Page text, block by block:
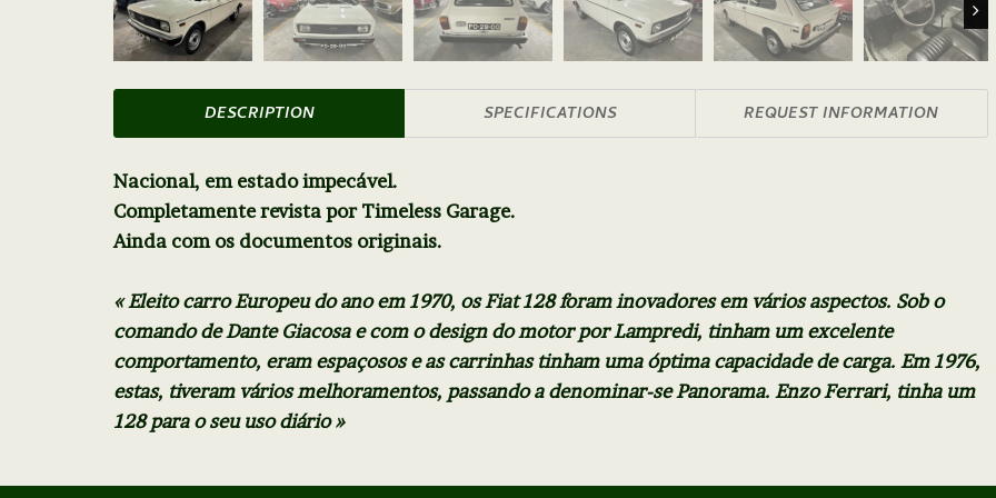
DESCRIPTION SPECIFICATIONS REQUEST INFORMATION
Nacional, em estado impecável.
Completamente revista por Timeless Garage.
Ainda com os documentos originais.
« Eleito carro Europeu do ano em 1970, os Fiat 128 foram inovadores em vários aspectos. Sob o
comando de Dante Giacosa e com o design do motor por Lampredi, tinham um excelente
comportamento, eram espaçosos e as carrinhas tinham uma óptima capacidade de carga. Em 1976,
estas, tiveram vários melhoramentos, passando a denominar-se Panorama. Enzo Ferrari, tinha um
128 para o seu uso diário »